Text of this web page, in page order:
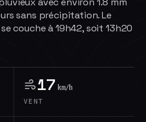
sans précipitation. Le
couche à 19h42, soit 13h20
17 km/h
VENT